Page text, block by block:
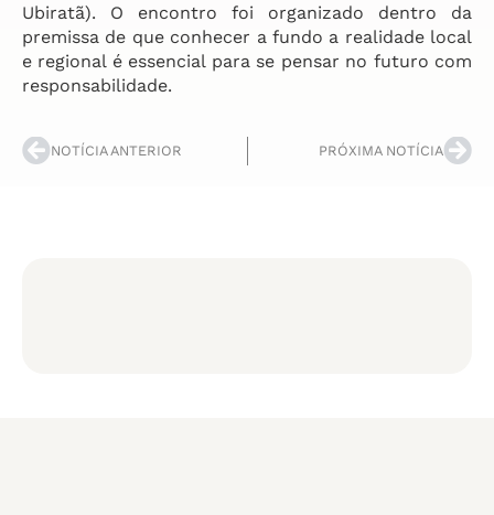
Ubiratã). O encontro foi organizado dentro da
premissa de que conhecer a fundo a realidade local
e regional é essencial para se pensar no futuro com
responsabilidade.
NOTÍCIA ANTERIOR PRÓXIMA NOTÍCIA